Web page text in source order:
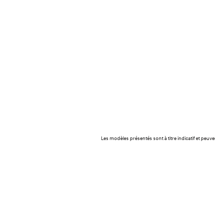
Les modèles présentés sont à titre indicatif et